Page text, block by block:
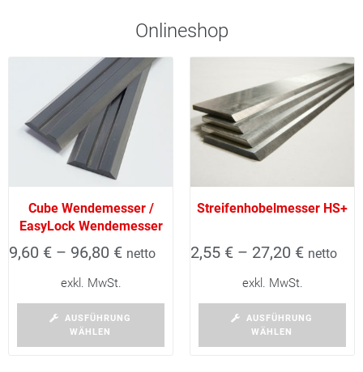
Onlineshop
Cube Wendemesser /
EasyLock Wendemesser
9,60 € – 96,80 € netto
exkl. MwSt.
AUSFÜHRUNG
WÄHLEN
Streifenhobelmesser HS+
2,55 € – 27,20 € netto
exkl. MwSt.
AUSFÜHRUNG
WÄHLEN